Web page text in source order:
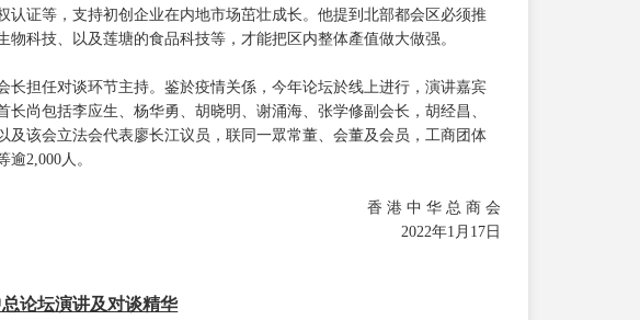
证等，支持初创企业在内地市场茁壮成长。他提到北部都会区必须推
科技、以及莲塘的食品科技等，才能把区内整体產值做大做强。
担任对谈环节主持。鉴於疫情关係，今年论坛於线上进行，演讲嘉宾
尚包括李应生、杨华勇、胡晓明、谢涌海、张学修副会长，胡经昌、
该会立法会代表廖长江议员，联同一眾常董、会董及会员，工商团体
2,000人。
香 港 中 华 总 商 会
2022年1月17日
总论坛演讲及对谈精华